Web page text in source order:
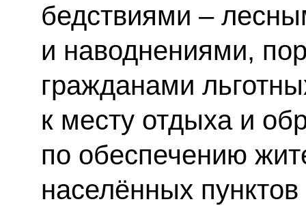
бедствиями –
и наводнениями,
гражданами
к месту отдыха и
по обеспечению
населённых